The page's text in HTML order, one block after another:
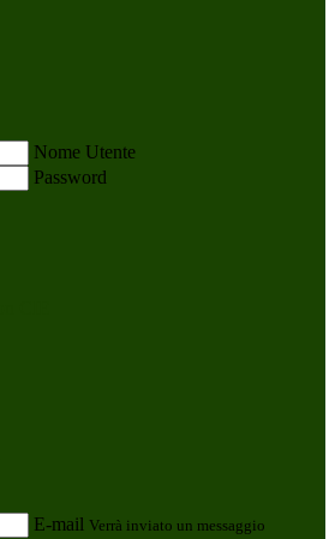
Nome Utente
Password
E-mail Verrà inviato un messaggio